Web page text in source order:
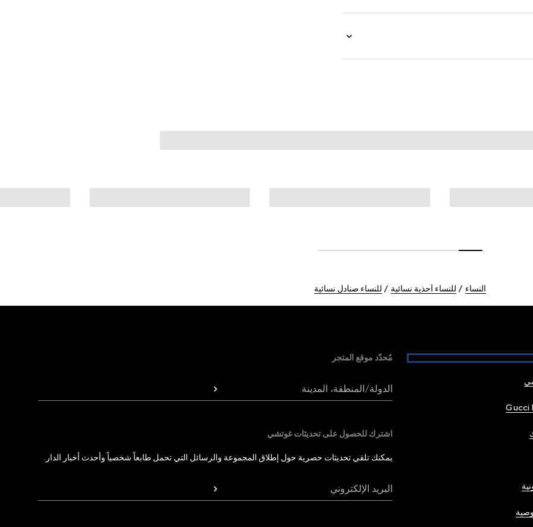
النساء للنساء أحذية نسائية للنساء صنادل نسائية
Gucci
مُحدّد موقع المتجر
الدولة/المنطقة، المدينة
اشترك للحصول على تحديثات غوتشي
يمكنك تلقي تحديثات حصرية حول إطلاق المجموعة والرسائل التي تحمل طابعاً شخصياً وأحدث أخبار الدار.
البريد الإلكتروني